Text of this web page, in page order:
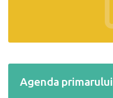
Agenda primarului